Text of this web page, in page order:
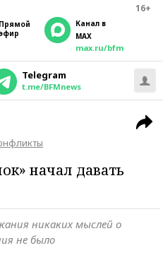
16+
прямой
эфир
Канал в
MAX
max.ru/bfm
Telegram
t.me/BFMnews
начал давать
никаких мыслей о
не было